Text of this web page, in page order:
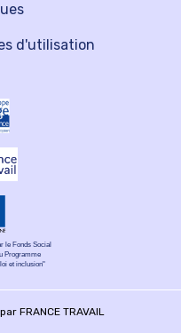
d'utilisation
le Fonds Social
Programme
et inclusion"
FRANCE TRAVAIL